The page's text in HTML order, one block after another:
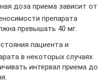
доза приема зависит от
препарата
превышать 40 мг.
пациента и
в некоторых случаях
интервал приема до